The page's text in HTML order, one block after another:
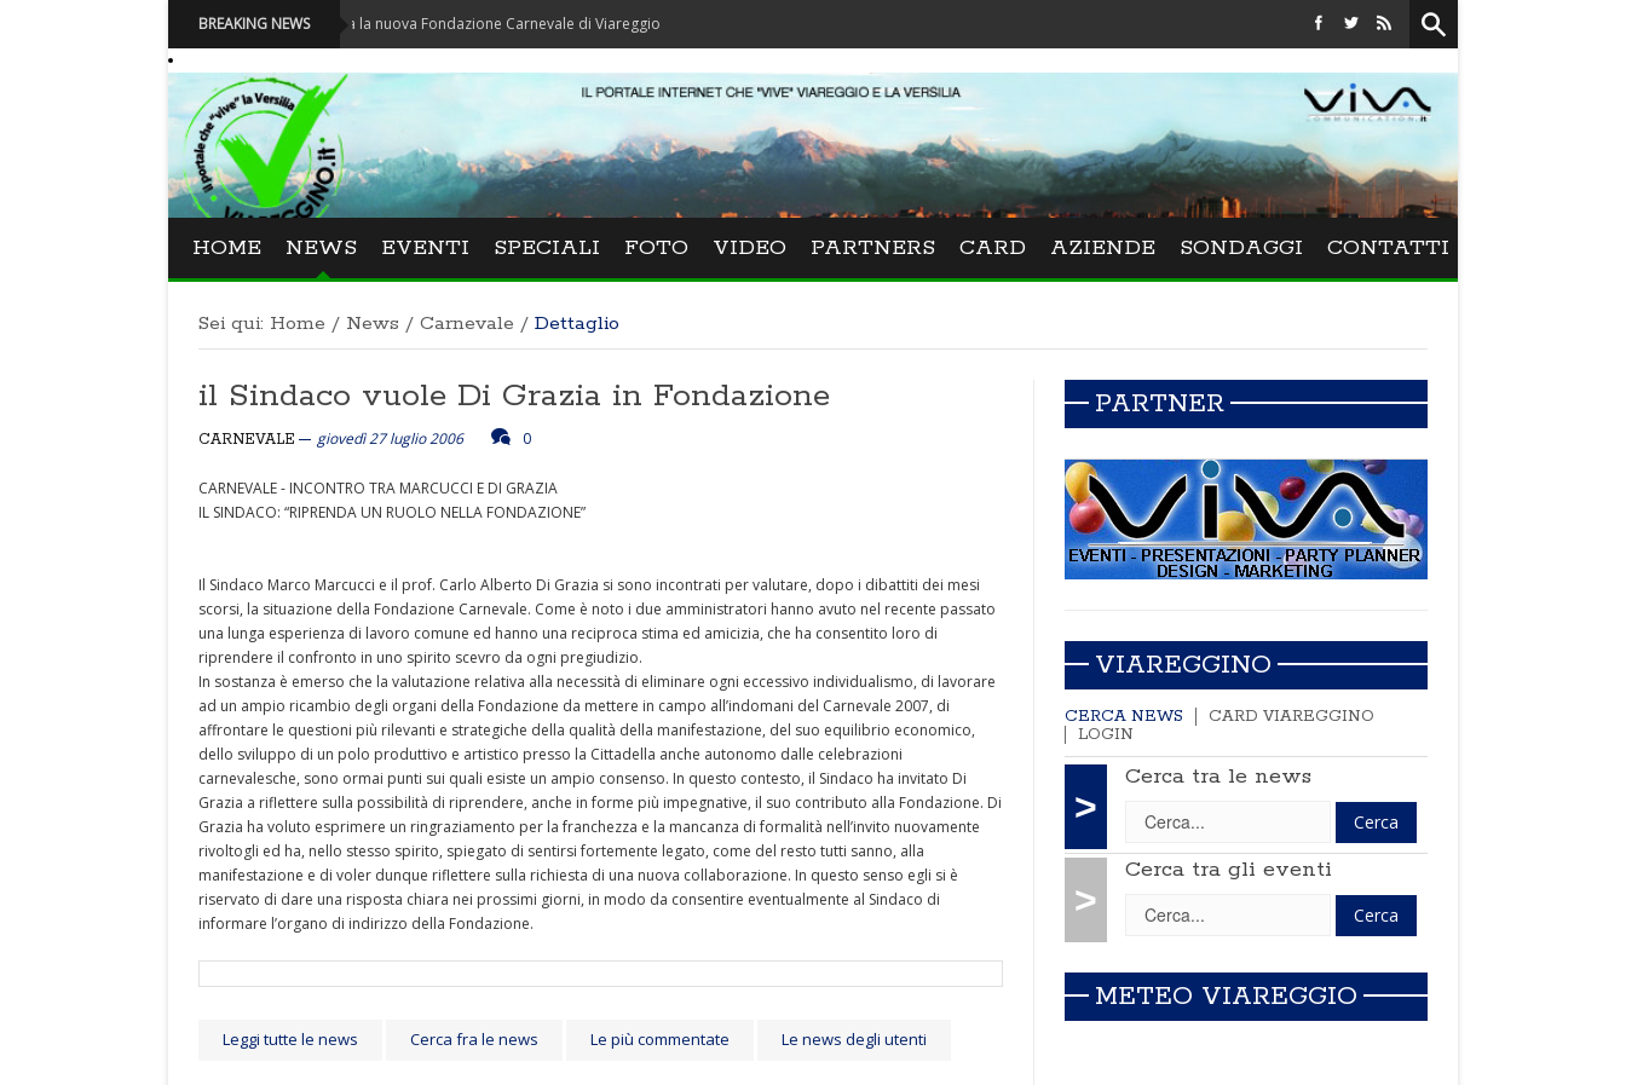
BREAKING NEWS
Carnevale - Nominata la nuova Fondazione Carnevale di Viareggio Festival La Versiliana - La direttrice lucchese Beatrice
HOME NEWS EVENTI SPECIALI FOTO VIDEO PARTNERS CARD AZIENDE SONDAGGI CONTATTI
Sei qui: Home / News / Carnevale / Dettaglio
il Sindaco vuole Di Grazia in Fondazione
CARNEVALE giovedì 27 luglio 2006 0
CARNEVALE - INCONTRO TRA MARCUCCI E DI GRAZIA
IL SINDACO: “RIPRENDA UN RUOLO NELLA FONDAZIONE”
Il Sindaco Marco Marcucci e il prof. Carlo Alberto Di Grazia si sono incontrati per valutare, dopo i dibattiti dei mesi
scorsi, la situazione della Fondazione Carnevale. Come è noto i due amministratori hanno avuto nel recente passato
una lunga esperienza di lavoro comune ed hanno una reciproca stima ed amicizia, che ha consentito loro di
riprendere il confronto in uno spirito scevro da ogni pregiudizio.
In sostanza è emerso che la valutazione relativa alla necessità di eliminare ogni eccessivo individualismo, di lavorare
ad un ampio ricambio degli organi della Fondazione da mettere in campo all’indomani del Carnevale 2007, di
affrontare le questioni più rilevanti e strategiche della qualità della manifestazione, del suo equilibrio economico,
dello sviluppo di un polo produttivo e artistico presso la Cittadella anche autonomo dalle celebrazioni
carnevalesche, sono ormai punti sui quali esiste un ampio consenso. In questo contesto, il Sindaco ha invitato Di
Grazia a riflettere sulla possibilità di riprendere, anche in forme più impegnative, il suo contributo alla Fondazione. Di
Grazia ha voluto esprimere un ringraziamento per la franchezza e la mancanza di formalità nell’invito nuovamente
rivoltogli ed ha, nello stesso spirito, spiegato di sentirsi fortemente legato, come del resto tutti sanno, alla
manifestazione e di voler dunque riflettere sulla richiesta di una nuova collaborazione. In questo senso egli si è
riservato di dare una risposta chiara nei prossimi giorni, in modo da consentire eventualmente al Sindaco di
informare l’organo di indirizzo della Fondazione.
Leggi tutte le news Cerca fra le news Le più commentate Le news degli utenti
PARTNER
VIAREGGINO
CERCA NEWS
CARD VIAREGGINO
LOGIN
>
Cerca tra le news
>
Cerca tra gli eventi
METEO VIAREGGIO